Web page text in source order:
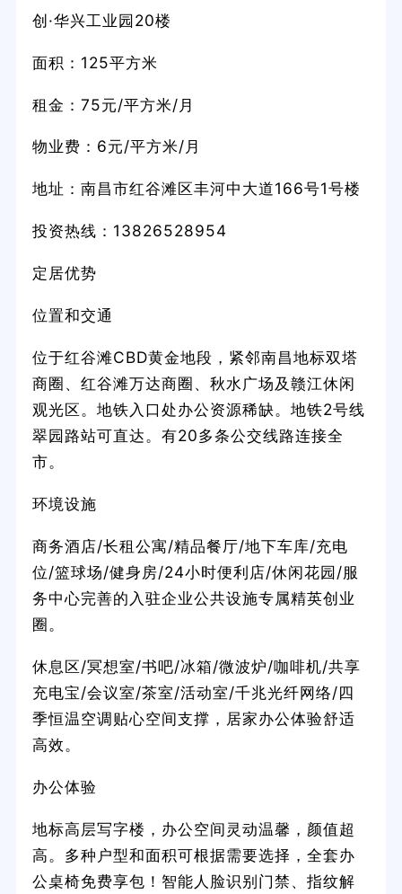
创·华兴工业园20楼
面积：125平方米
租金：75元/平方米/月
物业费：6元/平方米/月
地址：南昌市红谷滩区丰河中大道166号1号楼
投资热线：13826528954
定居优势
位置和交通
位于红谷滩CBD黄金地段，紧邻南昌地标双塔
商圈、红谷滩万达商圈、秋水广场及赣江休闲
观光区。地铁入口处办公资源稀缺。地铁2号线
翠园路站可直达。有20多条公交线路连接全
市。
环境设施
商务酒店/长租公寓/精品餐厅/地下车库/充电
位/篮球场/健身房/24小时便利店/休闲花园/服
务中心完善的入驻企业公共设施专属精英创业
圈。
休息区/冥想室/书吧/冰箱/微波炉/咖啡机/共享
充电宝/会议室/茶室/活动室/千兆光纤网络/四
季恒温空调贴心空间支撑，居家办公体验舒适
高效。
办公体验
地标高层写字楼，办公空间灵动温馨，颜值超
高。多种户型和面积可根据需要选择，全套办
公桌椅免费享包！智能人脸识别门禁、指纹解